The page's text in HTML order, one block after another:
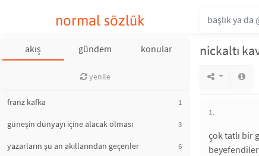
normal sözlük
akış gündem konular
yenile
franz kafka 1
güneşin dünyayı içine alacak olması 3
yazarların şu an akıllarından geçenler 6
nickaltı
1.
çok tatlı bir